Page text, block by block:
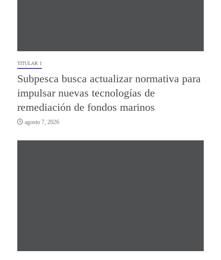
TITULAR 1
Subpesca busca actualizar normativa para
impulsar nuevas tecnologías de
remediación de fondos marinos
agosto 7, 2026